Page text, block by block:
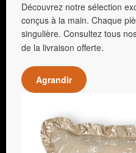
Découvrez notre sélection
conçus à la main. Chaque
singulière. Consultez tous
de la livraison offerte.
Agrandir